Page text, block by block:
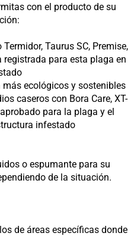
con el producto de su
Taurus SC, Premise,
para esta plaga en
ecológicos y sostenibles
caseros con Bora Care, XT-
para la plaga y el
infestado
o espumante para su
de la situación.
de áreas específicas donde